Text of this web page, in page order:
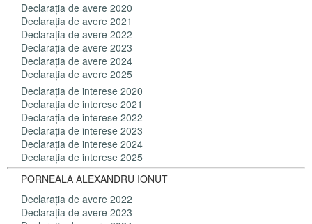
Declaraţia de avere 2020
Declaraţia de avere 2021
Declaraţia de avere 2022
Declaraţia de avere 2023
Declaraţia de avere 2024
Declaraţia de avere 2025
Declaraţia de interese 2020
Declaraţia de interese 2021
Declaraţia de interese 2022
Declaraţia de interese 2023
Declaraţia de interese 2024
Declaraţia de interese 2025
PORNEALA ALEXANDRU IONUT
Declaraţia de avere 2022
Declaraţia de avere 2023